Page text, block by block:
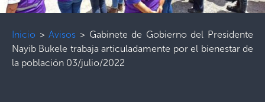
Inicio >Avisos > Gabinete de Gobierno del Presidente
Nayib Bukele trabaja articuladamente por el bienestar de
la población 03/julio/2022